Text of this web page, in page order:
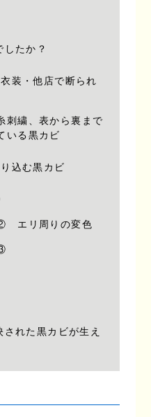
たか？
装・他店で断られ
刺繍、表から裏まで
いる黒カビ
込む黒カビ
エリ周りの変色
れた黒カビが生え